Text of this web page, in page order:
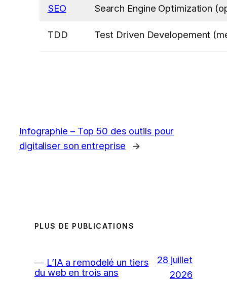
SEO Search Engine Optimization
TDD Test Driven Developement
Infographie – Top 50 des outils pour
digitaliser son entreprise
→
PLUS DE PUBLICATIONS
L’IA a remodelé un tiers
du web en trois ans
28 juillet
2026